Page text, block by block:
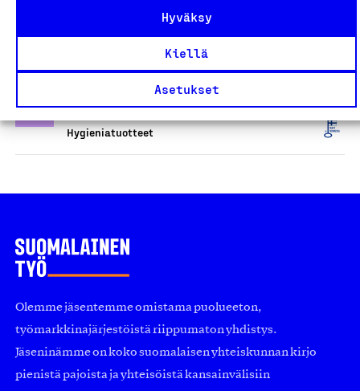
Hyväksy
Kiellä
Asetukset
Hygieniatuotteet
Pienen Saippuapajan tuotteet
Hygieniatuotteet
Olemme jäsentemme omistama puolueeton,
työmarkkinajärjestöistä riippumaton yhdistys.
Jäseninämme on koko suomalaisen yhteiskunnan kirjo
pienistä pajoista ja yhteisöistä kansainvälisiin